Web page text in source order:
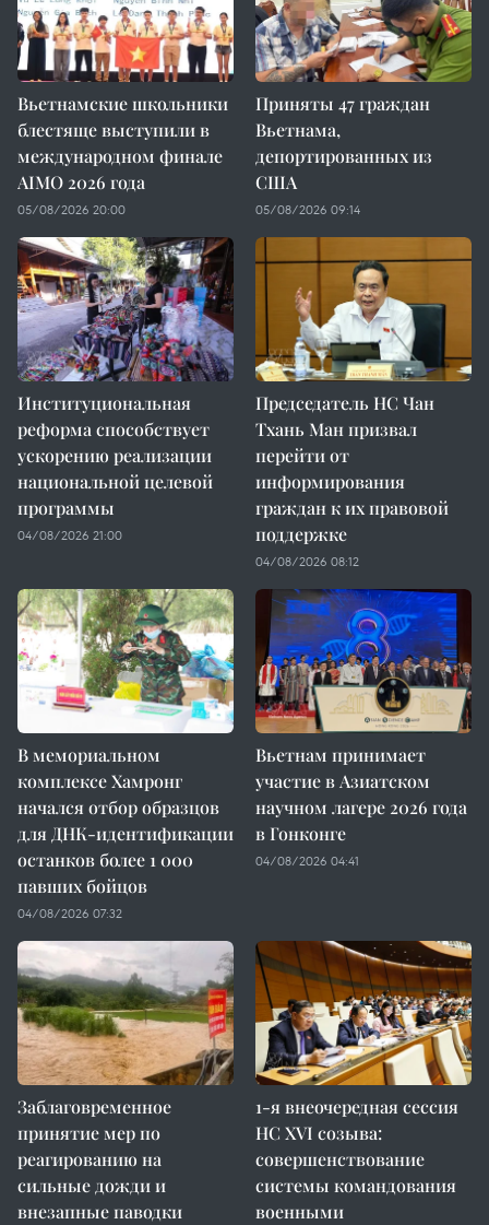
Вьетнамские школьники
блестяще выступили в
международном финале
AIMO 2026 года
05/08/2026 20:00
Приняты 47 граждан
Вьетнама,
депортированных из
США
05/08/2026 09:14
Институциональная
реформа способствует
ускорению реализации
национальной целевой
программы
04/08/2026 21:00
Председатель НС Чан
Тхань Ман призвал
перейти от
информирования
граждан к их правовой
поддержке
04/08/2026 08:12
В мемориальном
комплексе Хамронг
начался отбор образцов
для ДНК-идентификации
останков более 1 000
павших бойцов
04/08/2026 07:32
Вьетнам принимает
участие в Азиатском
научном лагере 2026 года
в Гонконге
04/08/2026 04:41
Заблаговременное
принятие мер по
реагированию на
сильные дожди и
внезапные паводки
1-я внеочередная сессия
НС XVI созыва:
совершенствование
системы командования
военными